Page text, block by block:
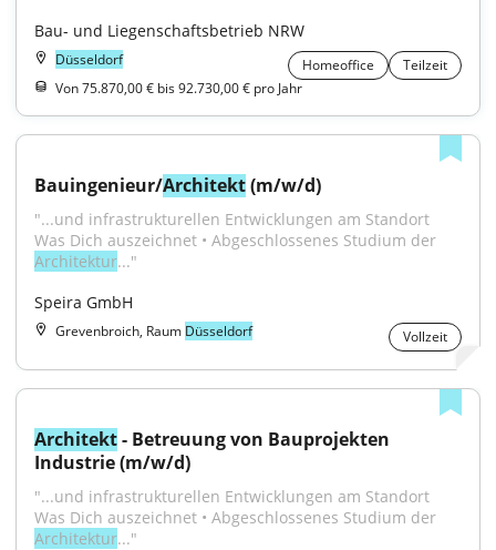
Bau- und Liegenschaftsbetrieb NRW
Düsseldorf Homeoffice
Teilzeit
Von 75.870,00 € bis 92.730,00 € pro Jahr
Bauingenieur/Architekt (m/w/d)
"...und infrastrukturellen Entwicklungen am Standort
Architektur..."
Speira GmbH
Grevenbroich, Raum Düsseldorf Vollzeit
Architekt - Betreuung von Bauprojekten
Industrie (m/w/d)
"...und infrastrukturellen Entwicklungen am Standort
Architektur..."